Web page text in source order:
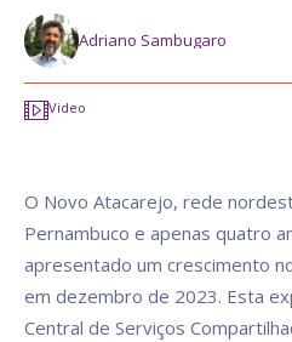
Adriano Sambugaro
Video
O Novo Atacarejo, rede
Pernambuco e apenas quatro
apresentado um crescimento
em dezembro de 2023. Esta
Central de Serviços